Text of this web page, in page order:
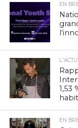
EN
1,53
EN